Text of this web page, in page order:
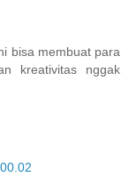
bisa membuat para
kreativitas nggak